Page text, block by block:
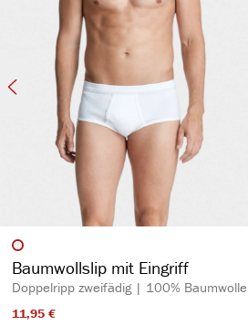
Artikelfarbe
Baumwollslip mit Eingriff
Doppelripp zweifädig | 100% Baumwolle
11,95 €​